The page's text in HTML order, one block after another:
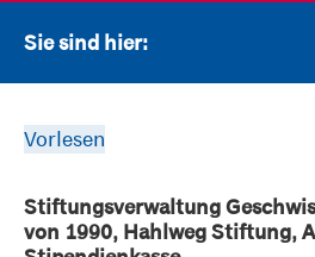
Sie sind hier:
Vorlesen
Stiftungsverwaltung
von 1990, Hahlweg Stiftung,